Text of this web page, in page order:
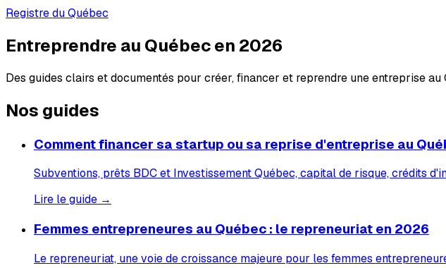
Registre du Québec
Entreprendre au Québec en 2026
Des guides clairs et documentés pour créer, financer et reprendre une entreprise
Nos guides
Comment financer sa startup ou sa reprise d'entreprise au
Subventions, prêts BDC et Investissement Québec, capital de risque, crédits
Lire le guide →
Femmes entrepreneures au Québec : le repreneuriat en 2026
Le repreneuriat, une voie de croissance majeure pour les femmes